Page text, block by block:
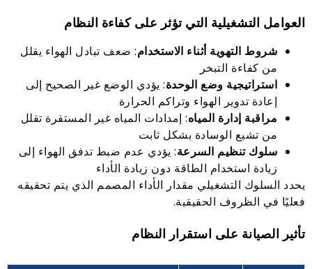
العوامل التشغيلية التي تؤثر على كفاءة النظام
شروط التهوية أثناء الاستخدام: ضعف تبادل الهواء يقلل
من كفاءة التبخر
استراتيجية وضع الوحدة: يؤدي الوضع غير الصحيح إلى
إعادة تدوير الهواء وتراكم الحرارة
مراقبة إدارة المياه: إمدادات المياه غير المستقرة تقلل
من تشبع الوسادة بشكل ثابت
سلوك تنظيم السرعة: يؤدي عدم ضبط تدفق الهواء إلى
زيادة استخدام الطاقة دون زيادة الأداء
يحدد السلوك التشغيلي مقدار الأداء المصمم الذي يتم تحقيقه
فعليًا في الظروف الحقيقية.
تأثير الصيانة على استقرار النظام